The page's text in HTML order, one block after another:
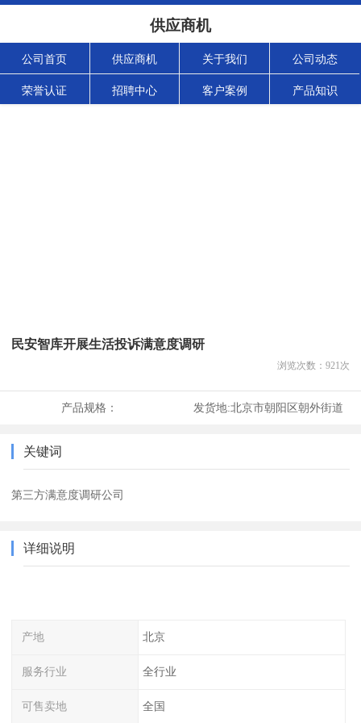
供应商机
公司首页 供应商机 关于我们 公司动态
荣誉认证 招聘中心 客户案例 产品知识
民安智库开展生活投诉满意度调研
浏览次数： 921次
产品规格： 发货地:北京市朝阳区朝外街道
关键词
第三方满意度调研公司
详细说明
产地 北京
服务行业 全行业
可售卖地 全国